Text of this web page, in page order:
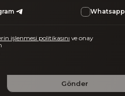
Whatsapp
işlenmesi politikasını ve onay
Gönder